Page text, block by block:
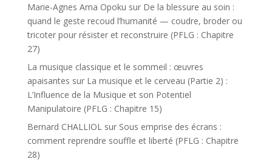
Marie-Agnes Ama Opoku sur De la blessure au soin :
quand le geste recoud l’humanité — coudre, broder ou
tricoter pour résister et reconstruire (PFLG : Chapitre
27)
La musique classique et le sommeil : œuvres
apaisantes sur La musique et le cerveau (Partie 2) :
L’Influence de la Musique et son Potentiel
Manipulatoire (PFLG : Chapitre 15)
Bernard CHALLIOLsur Sous emprise des écrans :
comment reprendre souffle et liberté (PFLG : Chapitre
28)